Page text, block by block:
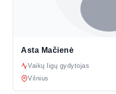
Asta Mačienė
Vaikų ligų gydytojas
Vilnius